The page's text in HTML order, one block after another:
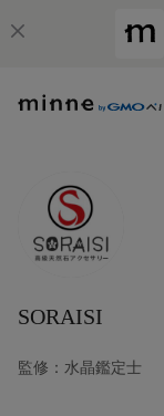
SORAISI
監修：水晶鑑定士